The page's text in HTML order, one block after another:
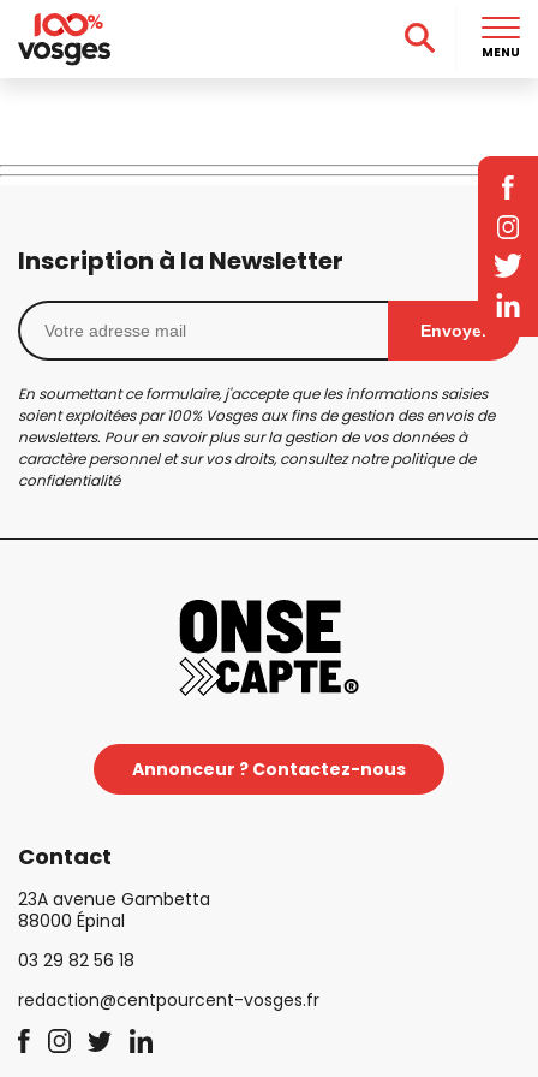
Inscription à la Newsletter
Envoyer
En soumettant ce formulaire, j'accepte que les informations saisies
soient exploitées par 100% Vosges aux fins de gestion des envois de
newsletters. Pour en savoir plus sur la gestion de vos données à
caractère personnel et sur vos droits, consultez notrepolitique de
confidentialité
Annonceur ? Contactez-nous
Contact
23A avenue Gambetta
88000 Épinal
03 29 82 56 18
redaction@centpourcent-vosges.fr
MENU